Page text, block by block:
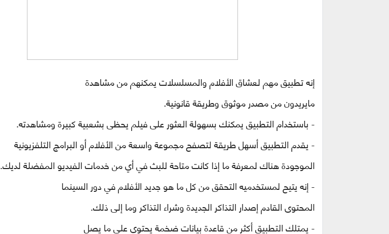
إنه تطبيق مهم لعشاق الأفلام والمسلسلات يمكنهم من مشاهدة
مايريدون من مصدر موثوق وطريقة قانونية.
- باستخدام التطبيق يمكنكبسهولة العثور على فيلم يحظى بشعبية كبيرة ومشاهدته.
- يقدم التطبيق أسهل طريقة لتصفح مجموعة واسعة من الأفلام أو البرامج التلفزيونية
الموجودة هناكلمعرفة ما إذا كانت متاحة للبث في أي من خدمات الفيديو المفضلة لديك.
- إنه يتيح لمستخدميه التحقق من كل ما هو جديد الأفلام في دور السينما
المحتوى القادم إصدار التذاكر الجديدة وشراء التذاكر وما إلى ذلك.
- يمتلك التطبيق أكثر من قاعدة بيانات ضخمة يحتوي على ما يصل